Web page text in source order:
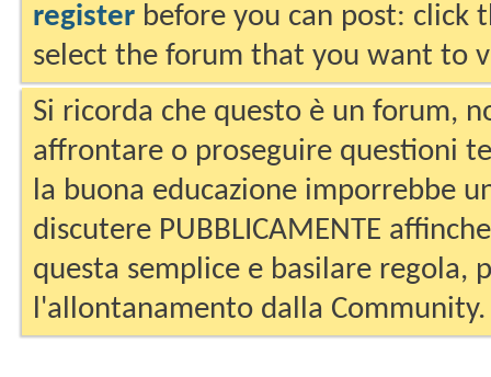
register before you can post: click
select the forum that you want to
Si ricorda che questo è un forum,
affrontare o proseguire questioni
la buona educazione imporrebbe
discutere PUBBLICAMENTE
questa semplice e basilare regola,
l'allontanamento dalla Community.